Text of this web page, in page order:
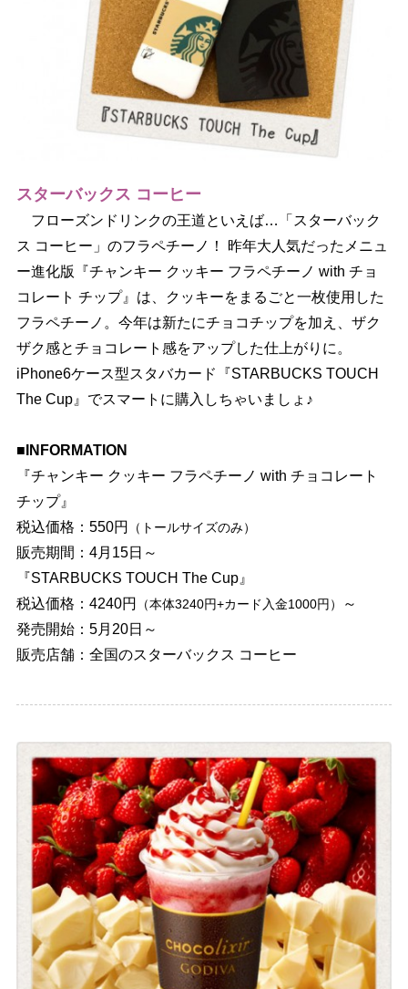
スターバックス コーヒー
フローズンドリンクの王道といえば…「スターバック
ス コーヒー」のフラペチーノ！ 昨年大人気だったメニュ
ー進化版『チャンキー クッキー フラペチーノ with チョ
コレート チップ』は、クッキーをまるごと一枚使用した
フラペチーノ。今年は新たにチョコチップを加え、ザク
ザク感とチョコレート感をアップした仕上がりに。
iPhone6ケース型スタバカード『STARBUCKS TOUCH
The Cup』でスマートに購入しちゃいましょ♪
■INFORMATION
『チャンキー クッキー フラペチーノ with チョコレート
チップ』
税込価格：550円
（トールサイズのみ）
販売期間：4月15日～
『STARBUCKS TOUCH The Cup』
税込価格：4240円
（本体3240円+カード入金1000円）
～
発売開始：5月20日～
販売店舗：全国のスターバックス コーヒー